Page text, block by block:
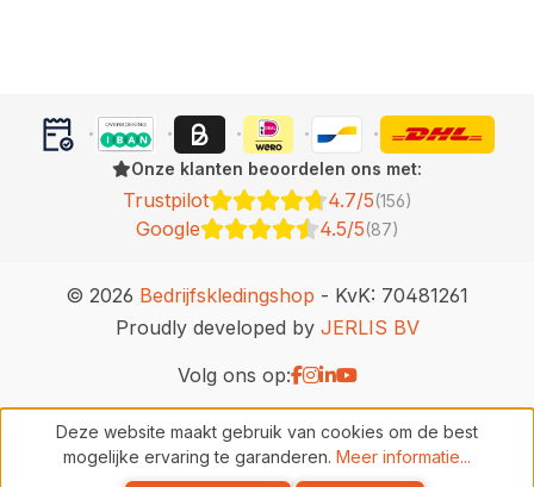
Onze klanten beoordelen ons met:
Trustpilot 4.7/5(156)
Google 4.5/5(87)
© 2026 Bedrijfskledingshop - KvK: 70481261
Proudly developed by JERLIS BV
Volg ons op:
Deze website maakt gebruik van cookies om de best
mogelijke ervaring te garanderen. Meer informatie...